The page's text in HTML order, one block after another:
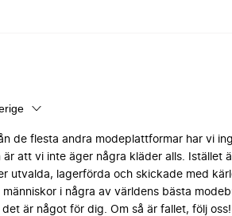
de flesta andra modeplattformar har vi
är att vi inte äger några kläder alls. Istället
utvalda, lagerförda och skickade med
människor i några av världens bästa
är något för dig. Om så är fallet, följ oss!